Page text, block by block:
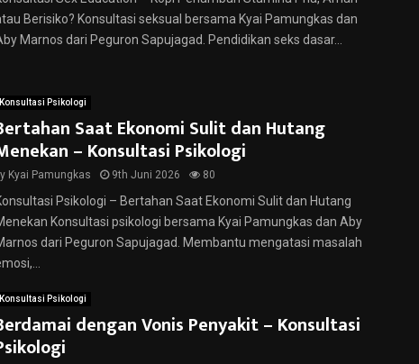
Berisiko? Konsultasi seksual bersama Kyai Pamungkas dan
Marnos dari Peguron Sapujagad. Pendidikan seks dasar...
Konsultasi Psikologi
Saat Ekonomi Sulit dan Hutang
– Konsultasi Psikologi
Kyai Pamungkas 9th Juni 2026 80
Psikologi – Bertahan Saat Ekonomi Sulit dan Hutang
Konsultasi psikologi bersama Kyai Pamungkas dan Aby
dari Peguron Sapujagad. Membantu mengatasi masalah
Konsultasi Psikologi
dengan Vonis Penyakit – Konsultasi